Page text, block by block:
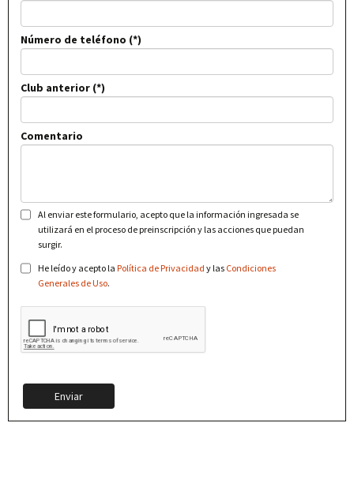
Número de teléfono
Club anterior
Comentario
Al enviar este formulario, acepto que la información ingresada se
utilizará en el proceso de preinscripción y las acciones que puedan
surgir.
He leído y acepto la Política de Privacidad y las Condiciones
Generales de Uso.
Enviar